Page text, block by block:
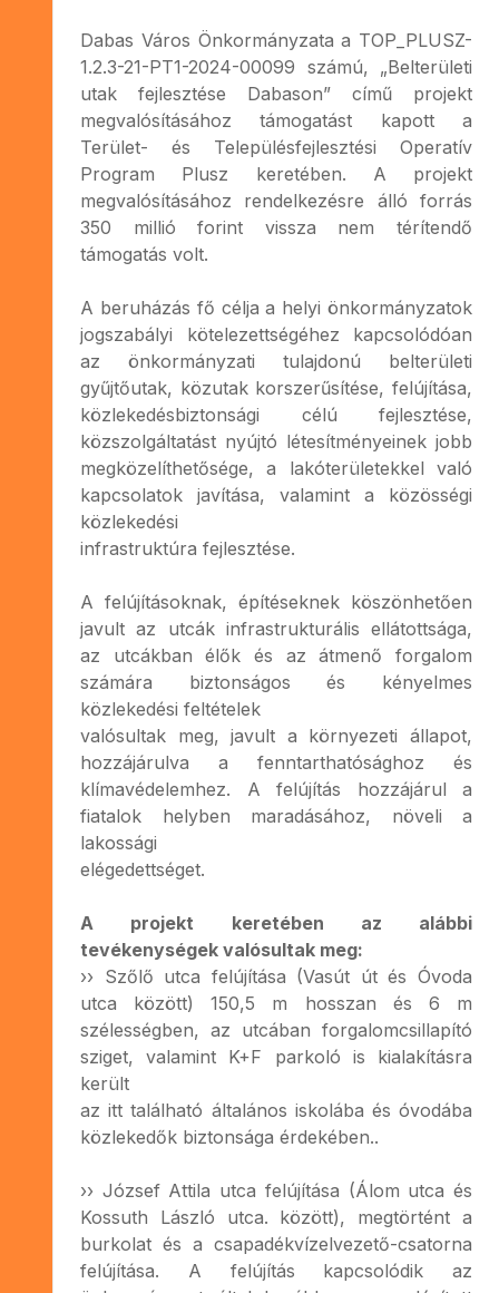
Dabas Város Önkormányzata a TOP_PLUSZ-
1.2.3-21-PT1-2024-00099 számú, „Belterületi
utak fejlesztése Dabason” című projekt
megvalósításához támogatást kapott a
Terület- és Településfejlesztési Operatív
Program Plusz keretében. A projekt
megvalósításához rendelkezésre álló forrás
350 millió forint vissza nem térítendő
támogatás volt.
A beruházás fő célja a helyi önkormányzatok
jogszabályi kötelezettségéhez kapcsolódóan
az önkormányzati tulajdonú belterületi
gyűjtőutak, közutak korszerűsítése, felújítása,
közlekedésbiztonsági célú fejlesztése,
közszolgáltatást nyújtó létesítményeinek jobb
megközelíthetősége, a lakóterületekkel való
kapcsolatok javítása, valamint a közösségi
közlekedési
infrastruktúra fejlesztése.
A felújításoknak, építéseknek köszönhetően
javult az utcák infrastrukturális ellátottsága,
az utcákban élők és az átmenő forgalom
számára biztonságos és kényelmes
közlekedési feltételek
valósultak meg, javult a környezeti állapot,
hozzájárulva a fenntarthatósághoz és
klímavédelemhez. A felújítás hozzájárul a
fiatalok helyben maradásához, növeli a
lakossági
elégedettséget.
A projekt keretében az alábbi
tevékenységek valósultak meg:
›› Szőlő utca felújítása (Vasút út és Óvoda
utca között) 150,5 m hosszan és 6 m
szélességben, az utcában forgalomcsillapító
sziget, valamint K+F parkoló is kialakításra
került
az itt található általános iskolába és óvodába
közlekedők biztonsága érdekében..
›› József Attila utca felújítása (Álom utca és
Kossuth László utca. között), megtörtént a
burkolat és a csapadékvízelvezető-csatorna
felújítása. A felújítás kapcsolódik az